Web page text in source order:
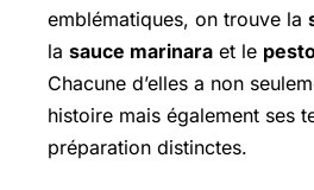
emblématiques, on trouve la
la sauce marinara et le
Chacune d’elles a non
histoire mais également ses
préparation distinctes.